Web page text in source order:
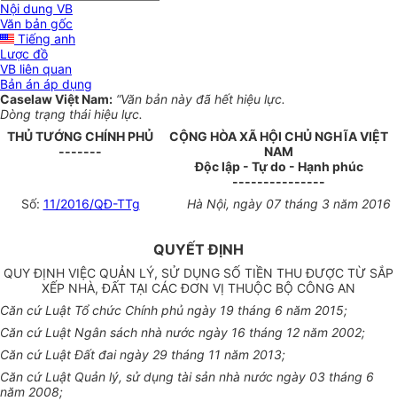
Nội dung VB
Văn bản gốc
Tiếng anh
Lược đồ
VB liên quan
Bản án áp dụng
Caselaw Việt Nam: “Văn bản này đã hết hiệu lực.
Dòng trạng thái hiệu lực.
THỦ TƯỚNG CHÍNH PHỦ
-------
CỘNG HÒA XÃ HỘI CHỦ NGHĨA VIỆT
NAM
Độc lập - Tự do - Hạnh phúc
---------------
Số: 11/2016/QĐ-TTg Hà Nội, ngày 07tháng 3 năm 2016
QUYẾT ĐỊNH
QUY ĐỊNH VIỆC QUẢN LÝ, SỬ DỤNG SỐ TIỀN THU ĐƯỢC TỪ SẮP
XẾP NHÀ, ĐẤT TẠI CÁC ĐƠN VỊ THUỘC BỘ CÔNG AN
Căn cứ Luật Tổ chức Chính phủ ngày 19 tháng 6 năm 2015;
Căn cứ Luật Ngân sách nhà nước ngày 16 tháng 12 năm 2002;
Căn cứ Luật Đất đai ngày 29 tháng 11 năm 2013;
Căn cứ Luật Quản lý, sử dụng tài sản nhà nước ngày 03 tháng 6
năm 2008;